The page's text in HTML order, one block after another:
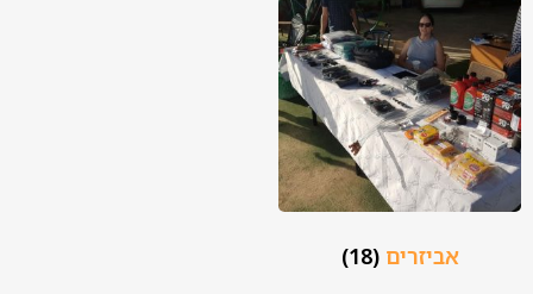
אביזרים(18)